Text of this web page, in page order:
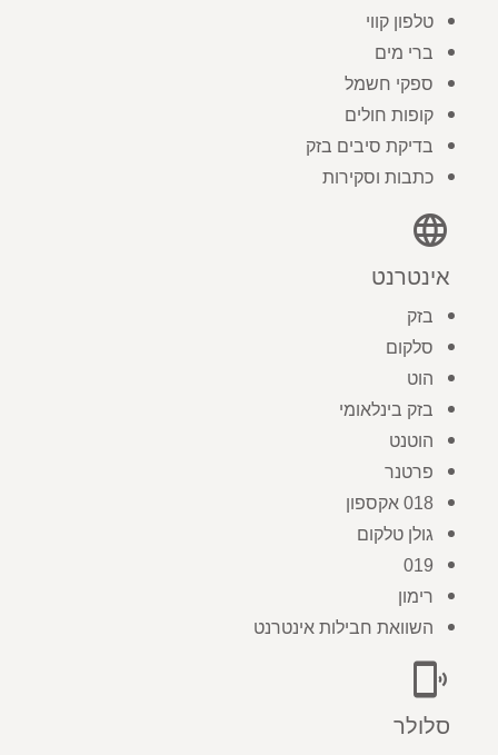
טלפון קווי
ברי מים
ספקי חשמל
קופות חולים
בדיקת סיבים בזק
כתבות וסקירות
language
אינטרנט
בזק
סלקום
הוט
בזק בינלאומי
הוטנט
פרטנר
018 אקספון
גולן טלקום
019
רימון
השוואת חבילות אינטרנט
phonelink_ring
סלולר